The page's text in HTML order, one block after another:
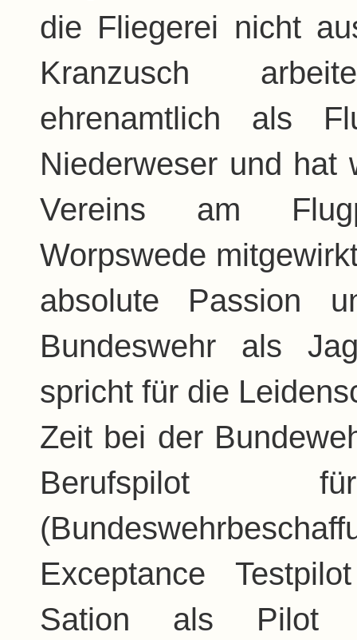
die Fliegerei nicht
Kranzusch
ehrenamtlich als
Niederweser und hat
Vereins am
Worpswede
absolute Passion
Bundeswehr als
spricht für die
Zeit bei der
Exceptance
Sation als Pilot